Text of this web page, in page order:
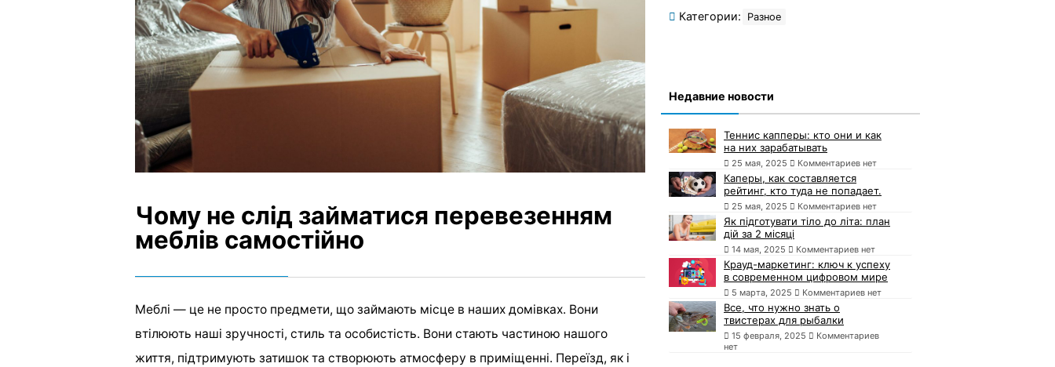
Чому не слід займатися перевезенням
меблів самостійно
Меблі — це не просто предмети, що займають місце в наших домівках. Вони
втілюють наші зручності, стиль та особистість. Вони стають частиною нашого
життя, підтримують затишок та створюють атмосферу в приміщенні. Переїзд, як і
Категории: Разное
Недавние новости
Теннис капперы: кто они и как
на них зарабатывать
25 мая, 2025 Комментариев нет
Каперы, как составляется
рейтинг, кто туда не попадает.
25 мая, 2025 Комментариев нет
Як підготувати тіло до літа: план
дій за 2 місяці
14 мая, 2025 Комментариев нет
Крауд-маркетинг: ключ к успеху
в современном цифровом мире
5 марта, 2025 Комментариев нет
Все, что нужно знать о
твистерах для рыбалки
15 февраля, 2025
Комментариев
нет